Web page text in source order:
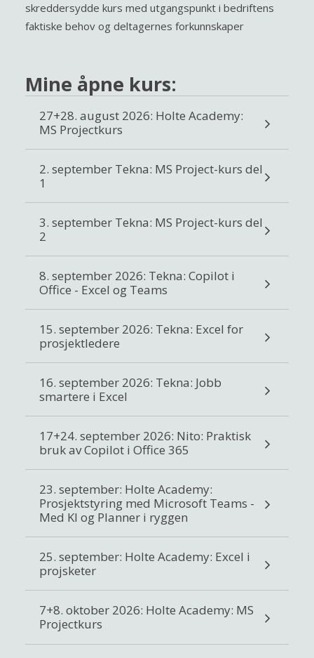
skreddersydde kurs med utgangspunkt i bedriftens
faktiske behov og deltagernes forkunnskaper
Mine åpne kurs:
27+28. august 2026: Holte Academy:
MS Projectkurs
2. september Tekna: MS Project-kurs del
1
3. september Tekna: MS Project-kurs del
2
8. september 2026: Tekna: Copilot i
Office - Excel og Teams
15. september 2026: Tekna: Excel for
prosjektledere
16. september 2026: Tekna: Jobb
smartere i Excel
17+24. september 2026: Nito: Praktisk
bruk av Copilot i Office 365
23. september: Holte Academy:
Prosjektstyring med Microsoft Teams -
Med KI og Planner i ryggen
25. september: Holte Academy: Excel i
projsketer
7+8. oktober 2026: Holte Academy: MS
Projectkurs